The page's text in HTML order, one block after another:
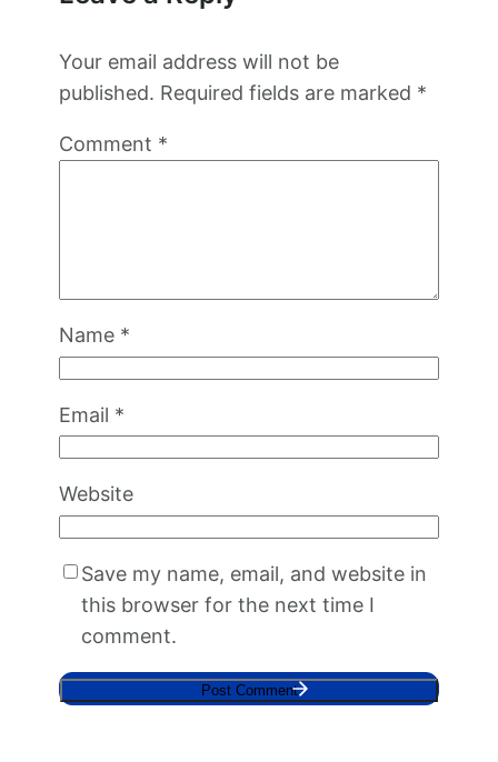
Your email address will not be
published. Required fields are marked *
Comment *
Name *
Email *
Website
Save my name, email, and website in
this browser for the next time I
comment.